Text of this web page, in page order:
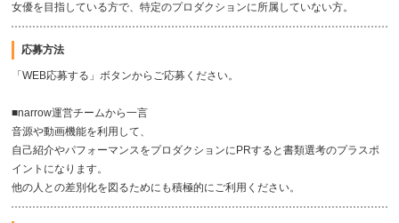
女優を目指している方で、特定のプロダクションに所属していない方。
応募方法
「WEB応募する」ボタンからご応募ください。
■narrow運営チームから一言
音源や動画機能を利用して、
自己紹介やパフォーマンスをプロダクションにPRすると書類選考のプラスポ
イントになります。
他の人との差別化を図るためにも積極的にご利用ください。